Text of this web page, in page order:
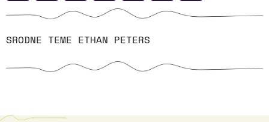
SRODNE TEME ETHAN PETERS